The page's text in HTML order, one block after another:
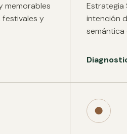
memorables
festivales y
Estrategia
intención
●